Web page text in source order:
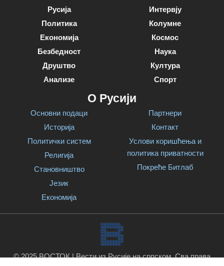
Русија
Политика
Економија
Безбедност
Друштво
Анализе
Интервју
Колумне
Космос
Наука
Култура
Спорт
О Русији
Основни подаци
Историја
Политички систем
Религија
Становништво
Језик
Економија
Партнери
Контакт
Услови коришћења и
политика приватности
Покреће Битлаб
© 2025 ВОСТОК | Вести из Русије на српском. Сва права